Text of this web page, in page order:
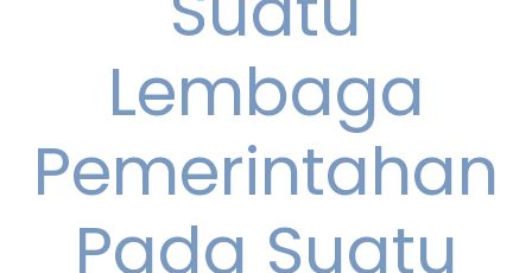
Lembaga
Pemerintahan
Pada Suatu